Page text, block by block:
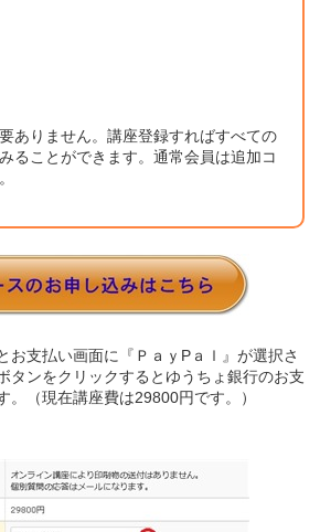
ありません。講座登録すればすべての
ることができます。通常会員は追加コ
お支払い画面に『ＰａｙPａｌ』が選択さ
ンをクリックするとゆうちょ銀行のお支
。（現在講座費は29800円です。）